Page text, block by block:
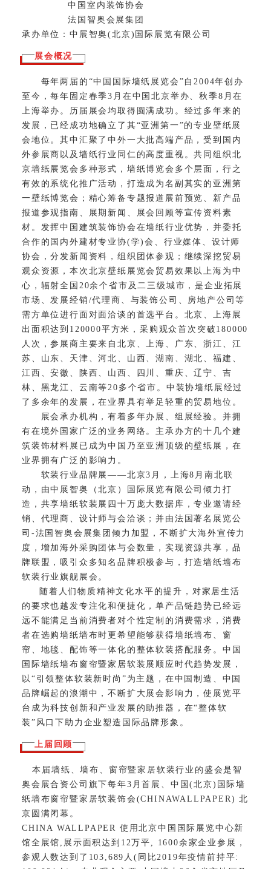
中国室内装饰协会
法国智奥会展集团
承办单位：中展智奥(北京)国际展览有限公司
展会概况
每年两届的“中国国际墙纸展览会”自2004年创办
至今，每年固定春季3月在中国北京举办、秋季8月在
上海举办。历届展会均取得圆满成功。经过多年来的
发展，已经成功地确立了其“亚洲第一”的专业壁纸展
会地位。其中汇聚了中外一大批高端产品，受到国内
外参展商以及墙纸行业同仁的高度重视。共同组织北
京墙纸展览会多种形式，墙纸博览会多个层面，行之
有效的系统化推广活动，打造成为名副其实的亚洲第
一壁纸博览会；精心筹备专题报道展前预览、新产品
报道参观指南、展期新闻、展会回顾等宣传资料素
材。发挥中国建筑装饰协会在墙纸行业优势，并委托
合作的国内外建材专业协(学)会、行业媒体、设计师
协会，分发新闻资料，组织团体参观；继续深挖贸易
观众资源，本次北京壁纸展览会贸易效果以上海为中
心，辐射全国20余个省市及二三级城市，是企业拓展
市场、发展经销/代理商、与装饰公司、房地产公司等
需方单位进行面对面洽谈的首选平台。北京、上海展
出面积达到120000平方米，采购观众首次突破180000
人次，参展商主要来自北京、上海、广东、浙江、江
苏、山东、天津、河北、山西、湖南、湖北、福建、
江西、安徽、陕西、山西、四川、重庆、辽宁、吉
林、黑龙江、云南等20多个省市。中装协墙纸展经过
了多余年的发展，在业界具有举足轻重的贸易地位。
展会承办机构，有着多年办展、组展经验。并拥
有在境外国家广泛的业务网络。主承办方的十几个建
筑装饰材料展已成为中国乃至亚洲顶级的壁纸展，在
业界拥有广泛的影响力。
软装行业品牌展——北京3月，上海8月南北联
动，由中展智奥（北京）国际展览有限公司倾力打
造，共享墙纸软装展四十万庞大数据库，专业邀请经
销、代理商、设计师与会洽谈；并由法国著名展览公
司-法国智奥会展集团倾力加盟，不断扩大海外宣传力
度，增加海外采购团体与会数量，实现资源共享，品
牌联盟，吸引众多知名品牌积极参与，打造墙纸墙布
软装行业旗舰展会。
随着人们物质精神文化水平的提升，对家居生活
的要求也越发专注化和便捷化，单产品链趋势已经远
远不能满足当前消费者对个性定制的消费需求，消费
者在选购墙纸墙布时更希望能够获得墙纸墙布、窗
帘、地毯、配饰等一体化的整体软装搭配服务。中国
国际墙纸墙布窗帘暨家居软装展顺应时代趋势发展，
以“引领整体软装新时尚”为主题，在中国制造、中国
品牌崛起的浪潮中，不断扩大展会影响力，使展览平
台成为科技创新和产业发展的助推器，在“整体软
装”风口下助力企业塑造国际品牌形象。
上届回顾
本届墙纸、墙布、窗帘暨家居软装行业的盛会是智
奥会展合资公司旗下每年3月首展、中国(北京)国际墙
纸墙布窗帘暨家居软装饰会(CHINAWALLPAPER) 北
京圆满闭幕。
CHINA WALLPAPER 使用北京中国国际展览中心新
馆全展馆,展示面积达到12万平, 1600余家企业参展，
参观人数达到了103,689人(同比2019年疫情前持平: